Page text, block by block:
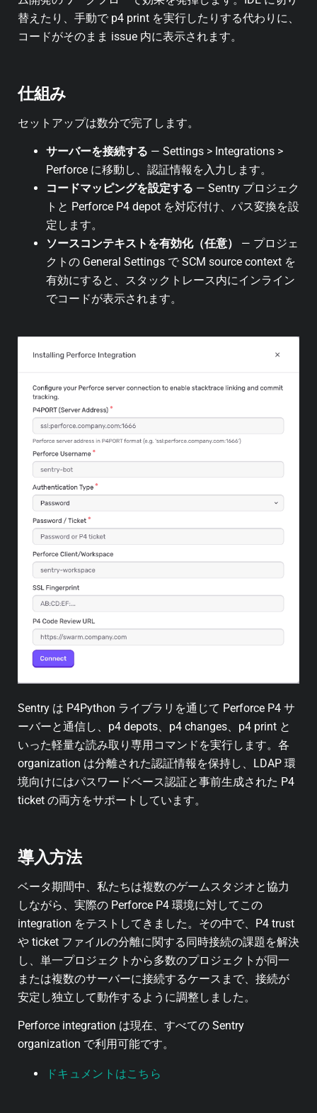
替えたり、手動で p4 print を実行したりする代わりに、
コードがそのまま issue 内に表示されます。
仕組み
セットアップは数分で完了します。
サーバーを接続する — Settings > Integrations >
Perforce に移動し、認証情報を入力します。
コードマッピングを設定する — Sentry プロジェク
トと Perforce P4 depot を対応付け、パス変換を設
定します。
ソースコンテキストを有効化（任意）
— プロジェ
クトの General Settings で SCM source context を
有効にすると、スタックトレース内にインライン
でコードが表示されます。
Sentry は P4Python ライブラリを通じて Perforce P4 サ
ーバーと通信し、p4 depots、p4 changes、p4 print と
いった軽量な読み取り専用コマンドを実行します。各
organization は分離された認証情報を保持し、LDAP 環
境向けにはパスワードベース認証と事前生成された P4
ticket の両方をサポートしています。
導入方法
ベータ期間中、私たちは複数のゲームスタジオと協力
しながら、実際の Perforce P4 環境に対してこの
integration をテストしてきました。その中で、P4 trust
や ticket ファイルの分離に関する同時接続の課題を解決
し、単一プロジェクトから多数のプロジェクトが同一
または複数のサーバーに接続するケースまで、接続が
安定し独立して動作するように調整しました。
Perforce integration は現在、すべての Sentry
organization で利用可能です。
ドキュメントはこちら